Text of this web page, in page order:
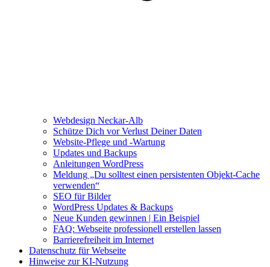
Webdesign Neckar-Alb
Schütze Dich vor Verlust Deiner Daten
Website-Pflege und -Wartung
Updates und Backups
Anleitungen WordPress
Meldung „Du solltest einen persistenten Objekt-Cache
verwenden“
SEO für Bilder
WordPress Updates & Backups
Neue Kunden gewinnen | Ein Beispiel
FAQ: Webseite professionell erstellen lassen
Barrierefreiheit im Internet
Datenschutz für Webseite
Hinweise zur KI-Nutzung